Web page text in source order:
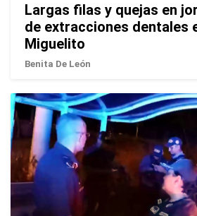
Largas filas y quejas en
de extracciones dentales
Miguelito
Benita De León